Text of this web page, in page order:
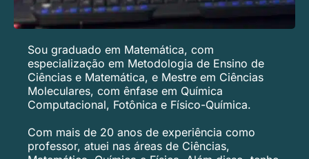
Sou graduado em Matemática, com
especialização em Metodologia de Ensino de
Ciências e Matemática, e Mestre em Ciências
Moleculares, com ênfase em Química
Computacional, Fotônica e Físico-Química.
Com mais de 20 anos de experiência como
professor, atuei nas áreas de Ciências,